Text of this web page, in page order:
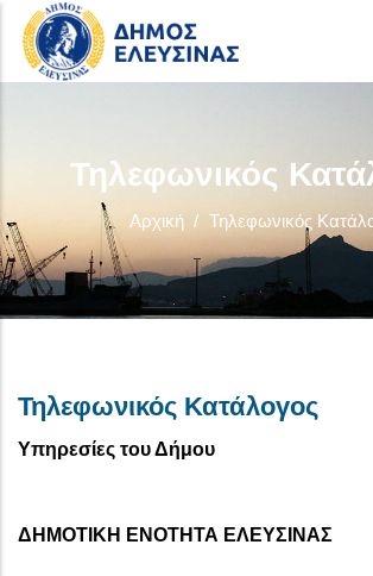
Παράκαμψη προς το κυρίως περιεχόμενο
Τηλεφωνικός
Αρχική / Τηλεφωνικός
Τηλεφωνικός Κατάλογος
Υπηρεσίες του Δήμου
ΔΗΜΟΤΙΚΗ ΕΝΟΤΗΤΑ ΕΛΕΥΣΙΝΑΣ